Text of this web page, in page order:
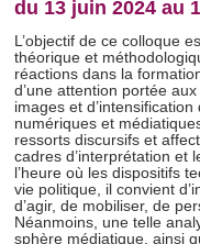
du 13 juin 2024 au
L’objectif de ce colloque
théorique et
réactions dans la
d’une attention portée
images et
numériques et
ressorts discursifs et
cadres d’interprétation et
l’heure où les dispositifs
vie politique, il convient
d’agir, de mobiliser, de
Néanmoins, une telle
sphère médiatique, ainsi